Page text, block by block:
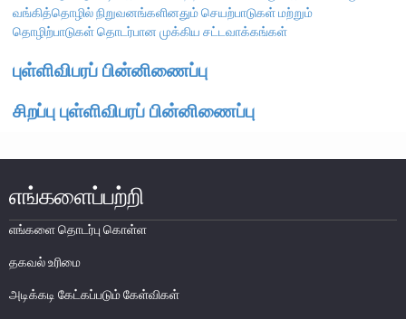
நிதியியல் முறைமை
நிதியியல் முறைமை உறுதிப்பாடு
பொதுநோக்கு
முக்கிய தொழிற்பாடுகள்
வங்கித்தொழில் துறை
வங்கித்தொழில் நிறுவனங்களினதும் செயற்பாடுகள் மற்றும்
தொழிற்பாடுகள் தொடர்பான முக்கிய சட்டவாக்கங்கள்
புள்ளிவிபரப் பின்னிணைப்பு
சிறப்பு புள்ளிவிபரப் பின்னிணைப்பு
எங்களைப்பற்றி
எங்களை தொடர்பு கொள்ள
தகவல் உரிமை
அடிக்கடி கேட்கப்படும் கேள்விகள்